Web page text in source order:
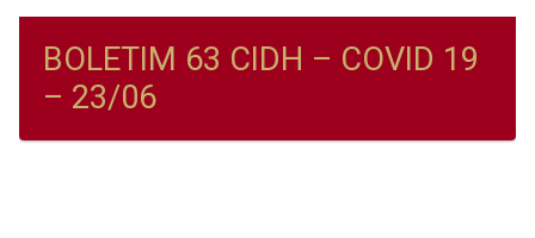
BOLETIM 63 CIDH – COVID 19
– 23/06